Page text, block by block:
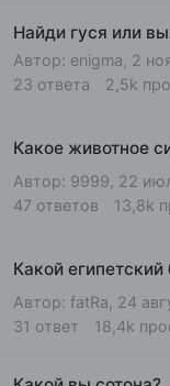
Найди гуся или
Автор: enigma 2
23 ответа 2,5k
Какое животное
Автор: 9999 22
47 ответов 13,8k
Какой египетский
Автор: fatRa 24
31 ответ 18,4k